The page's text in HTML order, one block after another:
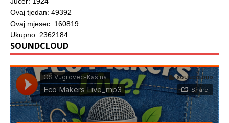
Ovaj tjedan: 49392
Ovaj mjesec: 160819
Ukupno: 2362184
SOUNDCLOUD